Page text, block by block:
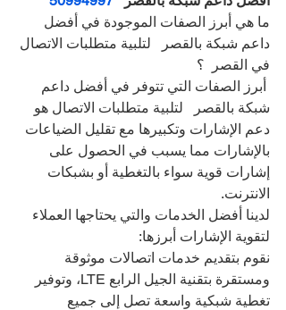
ما هي أبرز الصفات الموجودة في أفضل
داعم شبكة بالقصر   لتلبية متطلبات الاتصال
في القصر  ؟
أبرز الصفات التي تتوفر في أفضل داعم
شبكة بالقصر   لتلبية متطلبات الاتصال هو
دعم الإشارات وتكبيرها مع تقليل الضياعات
بالإشارات مما يسبب في الحصول على
إشارات قوية سواء بالتغطية أو بشبكات
الانترنت.
لدينا أفضل الخدمات والتي يحتاجها العملاء
لتقوية الإشارات أبرزها:
نقوم بتقديم خدمات اتصالات موثوقة
ومستقرة بتقنية الجيل الرابع LTE، وتوفير
تغطية شبكية واسعة تصل إلى جميع